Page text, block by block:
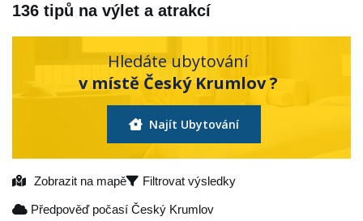
136 tipů na výlet a atrakcí
Hledáte ubytování
v místě Český Krumlov ?
Najít Ubytování
Zobrazit na mapě Filtrovat výsledky
Předpověď počasí Český Krumlov